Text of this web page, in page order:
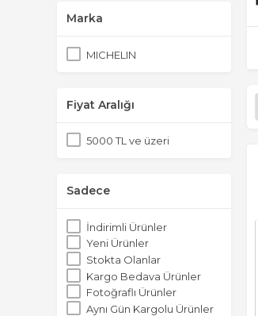
Marka
MICHELIN
Fiyat Aralığı
5000 TL ve üzeri
Sadece
İndirimli Ürünler
Yeni Ürünler
Stokta Olanlar
Kargo Bedava Ürünler
Fotoğraflı Ürünler
Aynı Gün Kargolu Ürünler